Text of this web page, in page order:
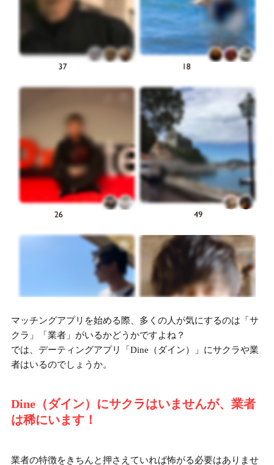
マッチングアプリを始める際、多くの人が気にするのは「サ
クラ」「業者」がいるかどうかですよね？
では、デーティングアプリ「Dine（ダイン）」にサクラや業
者はいるのでしょうか。
Dine（ダイン）にサクラはいませんが、業者
は稀にいます！
業者の特徴をきちんと押さえていれば怖がる必要はありませ